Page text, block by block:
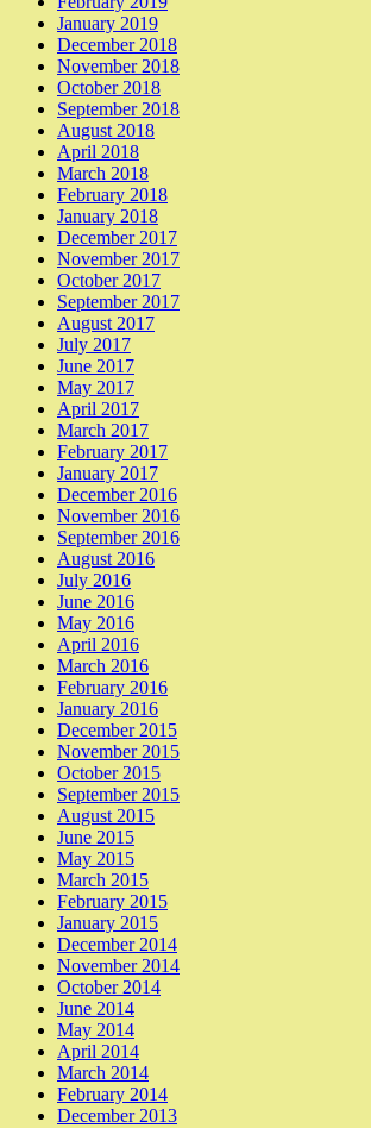
January 2019
December 2018
November 2018
October 2018
September 2018
August 2018
April 2018
March 2018
February 2018
January 2018
December 2017
November 2017
October 2017
September 2017
August 2017
July 2017
June 2017
May 2017
April 2017
March 2017
February 2017
January 2017
December 2016
November 2016
September 2016
August 2016
July 2016
June 2016
May 2016
April 2016
March 2016
February 2016
January 2016
December 2015
November 2015
October 2015
September 2015
August 2015
June 2015
May 2015
March 2015
February 2015
January 2015
December 2014
November 2014
October 2014
June 2014
May 2014
April 2014
March 2014
February 2014
December 2013